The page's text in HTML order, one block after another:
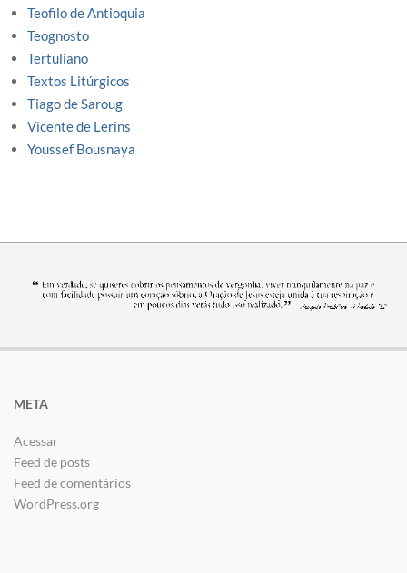
Teofilo de Antioquia
Teognosto
Tertuliano
Textos Litúrgicos
Tiago de Saroug
Vicente de Lerins
Youssef Bousnaya
META
Acessar
Feed de posts
Feed de comentários
WordPress.org